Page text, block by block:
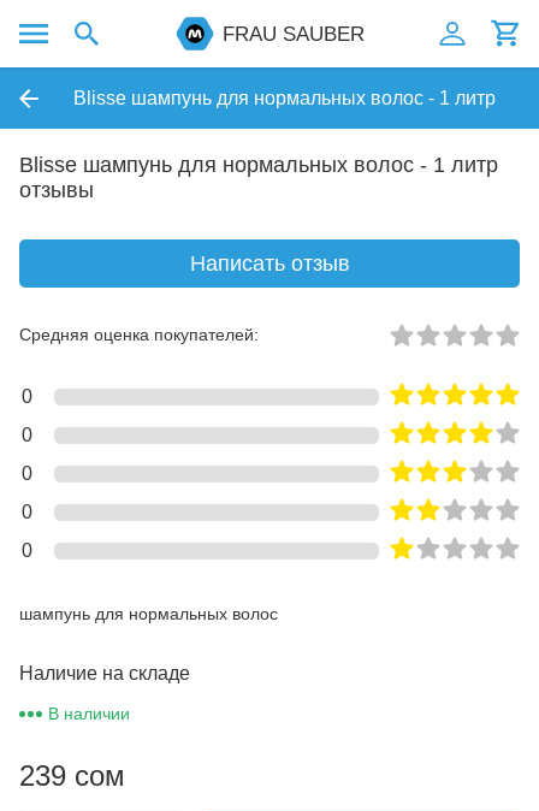
FRAU SAUBER
Blisse шампунь для нормальных волос - 1 литр
Blisse шампунь для нормальных волос - 1 литр
отзывы
Написать отзыв
Средняя оценка покупателей:
0
0
0
0
0
шампунь для нормальных волос
Наличие на складе
В наличии
239 сом